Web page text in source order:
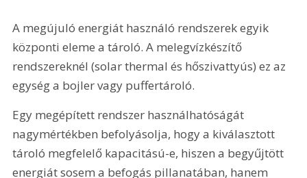
A megújuló energiát használó rendszerek egyik
központi eleme a tároló. A melegvízkészítő
rendszereknél (solar thermal és hőszivattyús) ez az
egység a bojler vagy puffertároló.
Egy megépített rendszer használhatóságát
nagymértékben befolyásolja, hogy a kiválasztott
tároló megfelelő kapacitású-e, hiszen a begyűjtött
energiát sosem a befogás pillanatában, hanem